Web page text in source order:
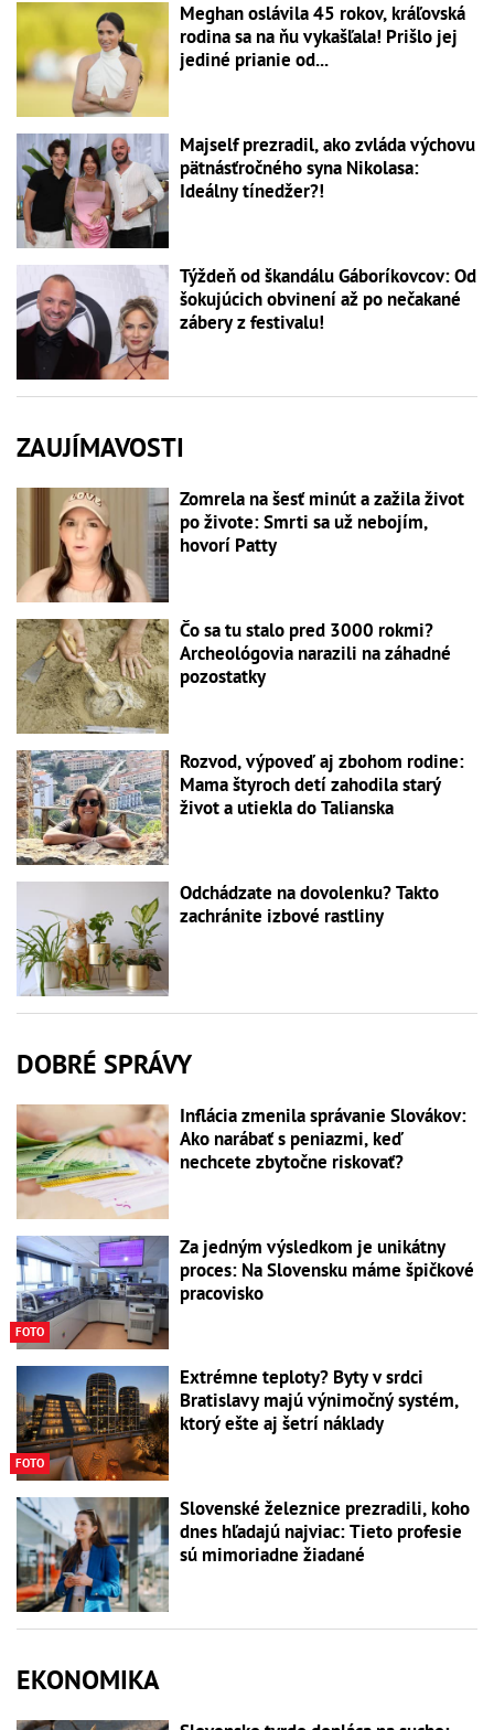
Meghan oslávila 45 rokov, kráľovská
rodina sa na ňu vykašľala! Prišlo jej
jediné prianie od...
Majself prezradil, ako zvláda výchovu
pätnásťročného syna Nikolasa:
Ideálny tínedžer?!
Týždeň od škandálu Gáboríkovcov: Od
šokujúcich obvinení až po nečakané
zábery z festivalu!
ZAUJÍMAVOSTI
Zomrela na šesť minút a zažila život
po živote: Smrti sa už nebojím,
hovorí Patty
Čo sa tu stalo pred 3000 rokmi?
Archeológovia narazili na záhadné
pozostatky
Rozvod, výpoveď aj zbohom rodine:
Mama štyroch detí zahodila starý
život a utiekla do Talianska
Odchádzate na dovolenku? Takto
zachránite izbové rastliny
DOBRÉ SPRÁVY
Inflácia zmenila správanie Slovákov:
Ako narábať s peniazmi, keď
nechcete zbytočne riskovať?
FOTO
Za jedným výsledkom je unikátny
proces: Na Slovensku máme špičkové
pracovisko
FOTO
Extrémne teploty? Byty v srdci
Bratislavy majú výnimočný systém,
ktorý ešte aj šetrí náklady
Slovenské železnice prezradili, koho
dnes hľadajú najviac: Tieto profesie
sú mimoriadne žiadané
EKONOMIKA